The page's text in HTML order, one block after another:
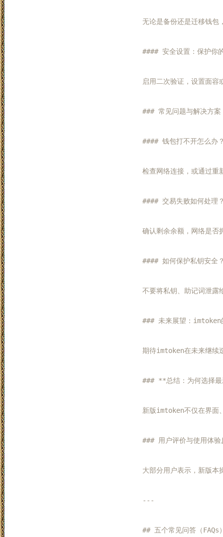
无论是备份还是迁移钱包
#### 安全设置：保护你
启用二次验证，设置面容
### 常见问题与解决方案
#### 钱包打不开怎么办
检查网络连接，或通过重
#### 交易失败如何处理
确认剩余余额，网络是否
#### 如何保护私钥安全
不要将私钥、助记词泄露
### 未来展望：imtoken
期待imtoken在未来继续
### **总结：为何选择
新版imtoken不仅在界面
### 用户评价与使用体验
大部分用户表示，新版本
---
## 五个常见问答（FAQs